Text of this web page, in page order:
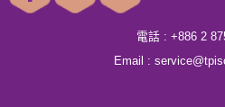
電話 : +886 2
Email :